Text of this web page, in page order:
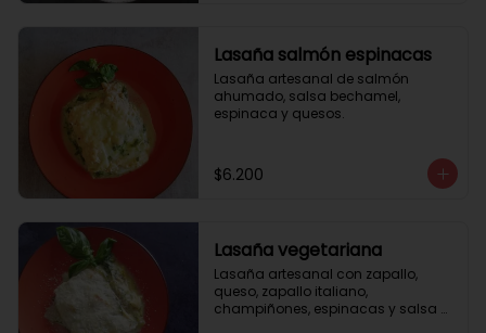
Lasaña salmón espinacas
Lasaña artesanal de salmón
ahumado, salsa bechamel,
espinaca y quesos.
$6.200
Lasaña vegetariana
Lasaña artesanal con zapallo,
queso, zapallo italiano,
champiñones, espinacas y salsa